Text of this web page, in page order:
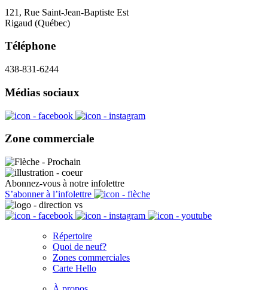
121, Rue Saint-Jean-Baptiste Est
Rigaud (Québec)
Téléphone
438-831-6244
Médias sociaux
Zone commerciale
Abonnez-vous à notre infolettre
S’abonner à l’infolettre
Répertoire
Quoi de neuf?
Zones commerciales
Carte Hello